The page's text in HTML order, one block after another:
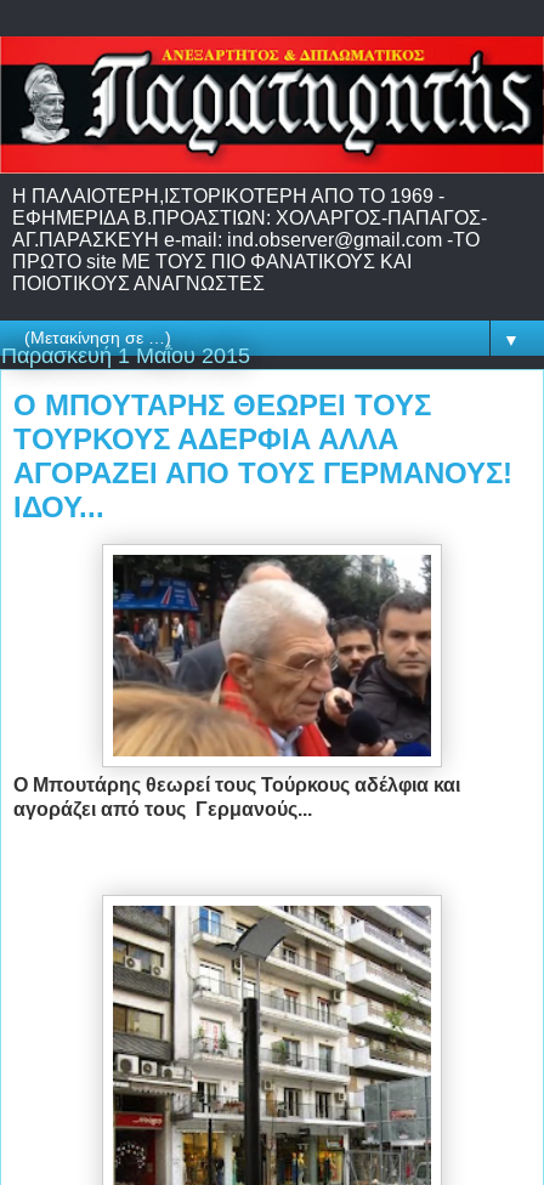
H ΠΑΛΑΙΟΤΕΡΗ,IΣΤΟΡΙΚΟΤΕΡΗ ΑΠΟ ΤΟ 1969 -
EΦΗΜΕΡΙΔΑ Β.ΠΡΟΑΣΤΙΩΝ: ΧΟΛΑΡΓΟΣ-ΠΑΠΑΓΟΣ-
ΑΓ.ΠΑΡΑΣΚΕΥΗ e-mail: ind.observer@gmail.com -ΤΟ
ΠΡΩΤΟ site ME TΟΥΣ ΠΙΟ ΦΑΝΑΤΙΚΟΥΣ ΚΑΙ
ΠΟΙΟΤΙΚΟΥΣ ΑΝΑΓΝΩΣΤΕΣ
▼
Παρασκευή 1 Μαΐου 2015
Ο ΜΠΟΥΤΑΡΗΣ ΘΕΩΡΕΙ ΤΟΥΣ
ΤΟΥΡΚΟΥΣ ΑΔΕΡΦΙΑ ΑΛΛΑ
ΑΓΟΡΑΖΕΙ ΑΠΟ ΤΟΥΣ ΓΕΡΜΑΝΟΥΣ!
ΙΔΟΥ...
Ο Μπουτάρης θεωρεί τους Τούρκους αδέλφια και
αγοράζει από τους Γερμανούς...